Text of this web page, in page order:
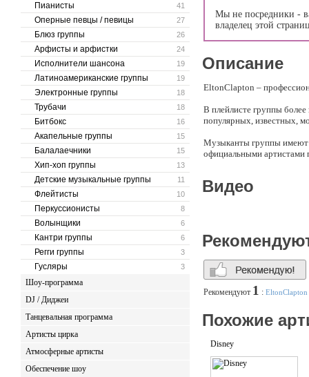
41
Пианисты
27
Оперные певцы / певицы
26
Блюз группы
24
Арфисты и арфистки
19
Исполнители шансона
19
Латиноамериканские группы
18
Электронные группы
18
Трубачи
16
Битбокс
15
Акапельные группы
15
Балалаечники
13
Хип-хоп группы
11
Детские музыкальные группы
10
Флейтисты
8
Перкуссионисты
6
Волынщики
6
Кантри группы
3
Регги группы
3
Гусляры
Шоу-программа
DJ / Диджеи
Танцевальная программа
Артисты цирка
Атмосферные артисты
Обеспечение шоу
Мы не посредники -
владелец этой
Описание
EltonClapton –
В плейлисте группы
популярных, известных,
Музыканты группы имеют
официальными артистами
мероприятий, частных
ЛОРАК, МАШИНА
Группа отличается
секцией и собственным
География наших
Для организации
Видео
Рекомендуют 1 : EltonClapton
Похожие
Disney